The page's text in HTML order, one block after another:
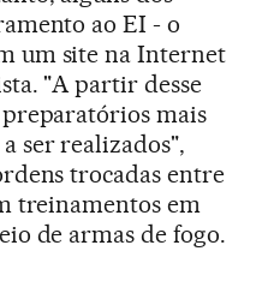
ao EI - o
um site na Internet
"A partir desse
mais
ser realizados",
trocadas entre
treinamentos em
de armas de fogo.